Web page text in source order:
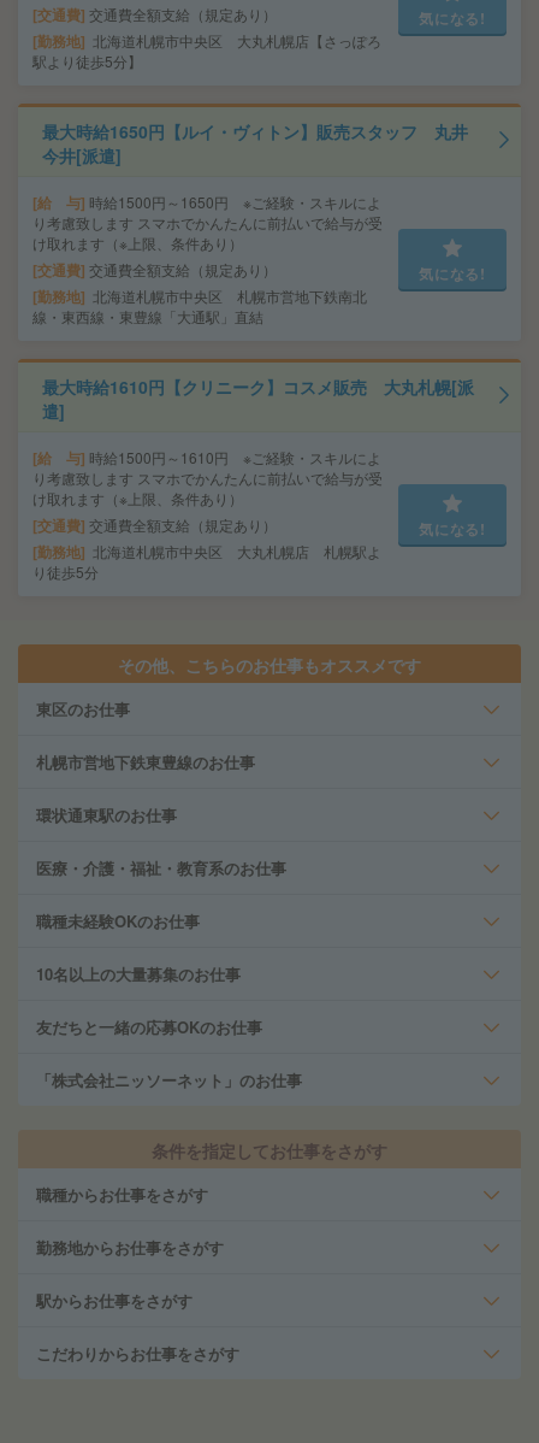
交通費 交通費全額支給（規定あり）
勤務地
北海道札幌市中央区 大丸札幌店【さっぽろ
駅より徒歩5分】
気になる!
最大時給1650円【ルイ・ヴィトン】販売スタッフ 丸井
今井[派遣]
給 与 時給1500円～1650円 ※ご経験・スキルによ
り考慮致します スマホでかんたんに前払いで給与が受
け取れます（※上限、条件あり）
交通費 交通費全額支給（規定あり）
勤務地
北海道札幌市中央区 札幌市営地下鉄南北
線・東西線・東豊線「大通駅」直結
気になる!
最大時給1610円【クリニーク】コスメ販売 大丸札幌[派
遣]
給 与 時給1500円～1610円 ※ご経験・スキルによ
り考慮致します スマホでかんたんに前払いで給与が受
け取れます（※上限、条件あり）
交通費 交通費全額支給（規定あり）
勤務地
北海道札幌市中央区 大丸札幌店 札幌駅よ
り徒歩5分
気になる!
その他、こちらのお仕事もオススメです
東区のお仕事
札幌市営地下鉄東豊線のお仕事
環状通東駅のお仕事
医療・介護・福祉・教育系のお仕事
職種未経験OKのお仕事
10名以上の大量募集のお仕事
友だちと一緒の応募OKのお仕事
「株式会社ニッソーネット」のお仕事
条件を指定してお仕事をさがす
職種からお仕事をさがす
勤務地からお仕事をさがす
駅からお仕事をさがす
こだわりからお仕事をさがす